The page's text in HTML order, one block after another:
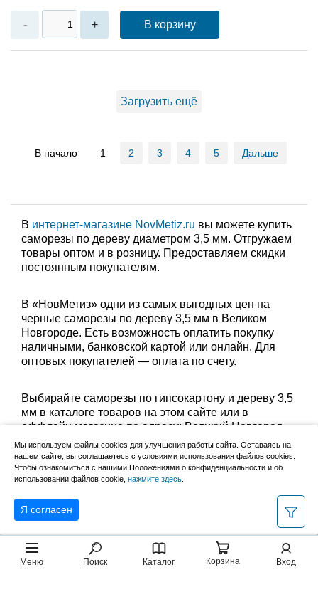
Меню Поиск Каталог Корзина Вход
- + В корзину
Загрузить ещё
В начало 1 2 3 4 5 Дальше
В интернет-магазине NovMetiz.ru вы можете купить
саморезы по дереву диаметром 3,5 мм. Отгружаем
товары оптом и в розницу. Предоставляем скидки
постоянным покупателям.
В «НовМетиз» одни из самых выгодных цен на
черные саморезы по дереву 3,5 мм в Великом
Новгороде. Есть возможность оплатить покупку
наличными, банковской картой или онлайн. Для
оптовых покупателей — оплата по счету.
Выбирайте саморезы по гипсокартону и дереву 3,5
мм в каталоге товаров на этом сайте или в
оффлайн магазине по адресу: Великий Новгород,
Сырковское шоссе, 8а (по будням с 9:00 до 17:00, в
субботу с 9:00 до 13:00). Забрать заказ можно
лично в пункте выдачи или оформить доставку до
дома.
Мы используем файлы cookies для улучшения работы сайта. Оставаясь на
нашем сайте, вы соглашаетесь с условиями использования файлов cookies.
Чтобы ознакомиться с нашими Положениями о конфиденциальности и об
использовании файлов cookie, нажмите здесь
Я согласен